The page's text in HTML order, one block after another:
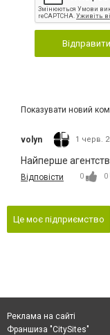
Відправити
Показувати новий
volyn 1 черв.
Найперше
Відповісти 0 0
Це моє підприємство
Реклама на сайті
Франшиза "CitySites"